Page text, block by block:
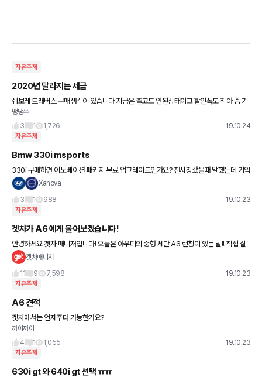
자유주제
2020년 달라지는 세금
쉐보레 트래버스 구매생각이 있습니다 지금은 출고도 안된상태이고 할인폭도 작아 좀 기
다려볼까 생각중인데 자동차구입시 내는 세금에는 어떤게있고 혹 2020년에는 바뀌는
오르는 세금이 있는가 해서요
땡땡쮸
3
1 1,726 19.10.24
자유주제
Bmw 330i msports
330i 구매하면 이노베이션 패키지 무료 업그레이드인가요? 전시장갔을때 말했는데 기억
이 안나서...Xanova
3
1 988 19.10.23
자유주제
겟차가 A6 에게 물어보겠습니다!
안녕하세요 겟차 매니저입니다! 오늘은 아우디의 중형 세단 A6 런칭이 있는 날!! 직접 실
물을 보러 가는데요 혹시 A6 45TFSI에 궁금한 점이 있으셨나요? 그렇다면 댓글로 남겨
겟차매니저
11
9 7,598 19.10.23
자유주제
A6 견적
겟차에서는 언제주터 가능한가요?
까이까이
4
1 1,055 19.10.23
자유주제
630i gt 와 640i gt 선택 ㅠㅠ